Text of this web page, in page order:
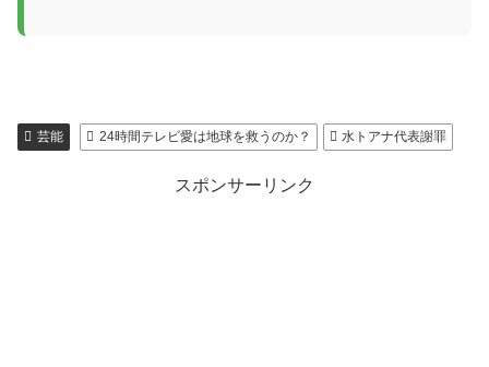
芸能 24時間テレビ愛は地球を救うのか？ 水トアナ代表謝罪
スポンサーリンク